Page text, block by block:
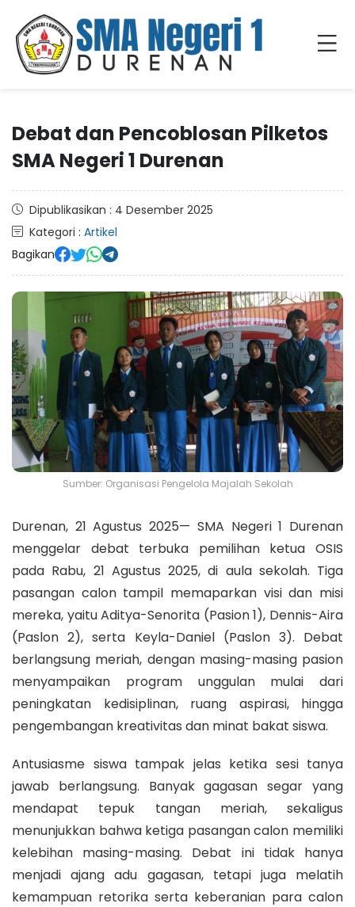
Debat dan Pencoblosan Pilketos
SMA Negeri 1 Durenan
Dipublikasikan : 4 Desember 2025
Kategori : Artikel
Bagikan
Sumber: Organisasi Pengelola Majalah Sekolah
Durenan, 21 Agustus 2025— SMA Negeri 1 Durenan
menggelar debat terbuka pemilihan ketua OSIS
pada Rabu, 21 Agustus 2025, di aula sekolah. Tiga
pasangan calon tampil memaparkan visi dan misi
mereka, yaitu Aditya-Senorita (Pasion 1), Dennis-Aira
(Paslon 2), serta Keyla-Daniel (Paslon 3). Debat
berlangsung meriah, dengan masing-masing pasion
menyampaikan program unggulan mulai dari
peningkatan kedisiplinan, ruang aspirasi, hingga
pengembangan kreativitas dan minat bakat siswa.
Antusiasme siswa tampak jelas ketika sesi tanya
jawab berlangsung. Banyak gagasan segar yang
mendapat tepuk tangan meriah, sekaligus
menunjukkan bahwa ketiga pasangan calon memiliki
kelebihan masing-masing. Debat ini tidak hanya
menjadi ajang adu gagasan, tetapi juga melatih
kemampuan retorika serta keberanian para calon